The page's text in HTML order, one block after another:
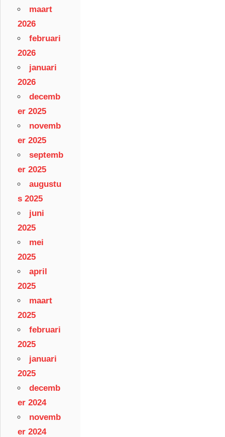
maart
2026
februari
2026
januari
2026
decemb
er 2025
novemb
er 2025
septemb
er 2025
augustu
s 2025
juni
2025
mei
2025
april
2025
maart
2025
februari
2025
januari
2025
decemb
er 2024
novemb
er 2024